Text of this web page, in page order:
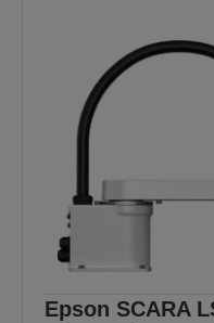
Epson SCARA